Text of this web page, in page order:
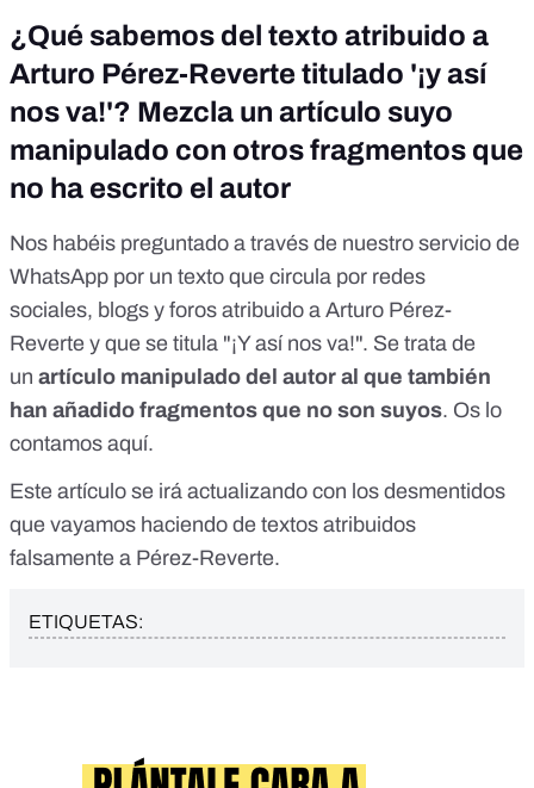
¿Qué sabemos del texto atribuido a
Arturo Pérez-Reverte titulado '¡y así
nos va!'? Mezcla un artículo suyo
manipulado con otros fragmentos que
no ha escrito el autor
Nos habéis preguntado a través de nuestro servicio de
WhatsApp por un texto que circula por redes
sociales, blogs y foros atribuido a Arturo Pérez-
Reverte y que se titula "¡Y así nos va!". Se trata de
un artículo manipulado del autor al que también
han añadido fragmentos que no son suyos. Os lo
contamos aquí.
Este artículo se irá actualizando con los desmentidos
que vayamos haciendo de textos atribuidos
falsamente a Pérez-Reverte.
ETIQUETAS: